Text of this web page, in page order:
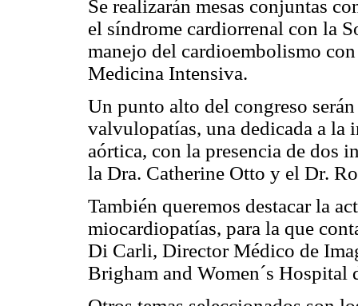
Se realizarán mesas conjuntas
el síndrome cardiorrenal con la
manejo del cardioembolismo
Medicina Intensiva.
Un punto alto del congreso
valvulopatías, una dedicada a
aórtica, con la presencia de dos
la Dra. Catherine Otto y el Dr.
También queremos destacar la
miocardiopatías, para la que
Di Carli, Director Médico de
Brigham and Women´s Hospital